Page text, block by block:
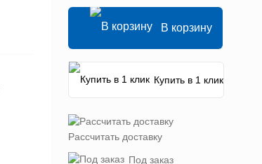
В корзину
Купить в 1 клик
Рассчитать доставку
Под заказ